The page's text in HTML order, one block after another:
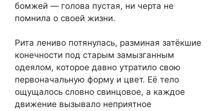
бомжей — голова пустая, ни черта не
помнила о своей жизни.
Рита лениво потянулась, разминая затёкшие
конечности под старым замызганным
одеялом, которое давно утратило свою
первоначальную форму и цвет. Её тело
ощущалось словно свинцовое, а каждое
движение вызывало неприятное